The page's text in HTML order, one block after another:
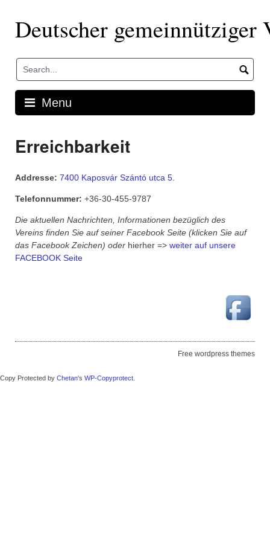
Deutscher gemeinnütziger
Menu
Erreichbarkeit
Addresse: 7400 Kaposvár Szántó utca 5.
Telefonnummer: +36-30-455-9787
Die aktuellen Nachrichten, Informationen bezüglich des
Vereins finden Sie auf seiner Facebook Seite (klicken Sie auf
das Facebook Zeichen) oder hierher => weiter auf unsere
FACEBOOK Seite
Free wordpress themes
Copy Protected by Chetan's WP-Copyprotect